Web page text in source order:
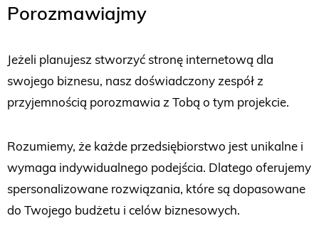
Porozmawiajmy
Jeżeli planujesz stworzyć stronę internetową dla
swojego biznesu, nasz doświadczony zespół z
przyjemnością porozmawia z Tobą o tym projekcie.
Rozumiemy, że każde przedsiębiorstwo jest unikalne i
wymaga indywidualnego podejścia. Dlatego oferujemy
spersonalizowane rozwiązania, które są dopasowane
do Twojego budżetu i celów biznesowych.